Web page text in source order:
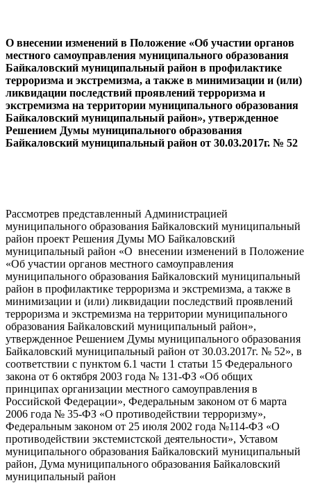
О внесении изменений в Положение «Об участии органов
местного самоуправления муниципального образования
Байкаловский муниципальный район в профилактике
терроризма и экстремизма, а также в минимизации и (или)
ликвидации последствий проявлений терроризма и
экстремизма на территории муниципального образования
Байкаловский муниципальный район», утвержденное
Решением Думы муниципального образования
Байкаловский муниципальный район от 30.03.2017г. № 52
Рассмотрев представленный Администрацией
муниципального образования Байкаловский муниципальный
район проект Решения Думы МО Байкаловский
муниципальный район «О внесении изменений в Положение
«Об участии органов местного самоуправления
муниципального образования Байкаловский муниципальный
район в профилактике терроризма и экстремизма, а также в
минимизации и (или) ликвидации последствий проявлений
терроризма и экстремизма на территории муниципального
образования Байкаловский муниципальный район»,
утвержденное Решением Думы муниципального образования
Байкаловский муниципальный район от 30.03.2017г. № 52», в
соответствии с пунктом 6.1 части 1 статьи 15 Федерального
закона от 6 октября 2003 года № 131-ФЗ «Об общих
принципах организации местного самоуправления в
Российской Федерации», Федеральным законом от 6 марта
2006 года № 35-ФЗ «О противодействии терроризму»,
Федеральным законом от 25 июля 2002 года №114-ФЗ «О
противодействии экстемистской деятельности», Уставом
муниципального образования Байкаловский муниципальный
район, Дума муниципального образования Байкаловский
муниципальный район